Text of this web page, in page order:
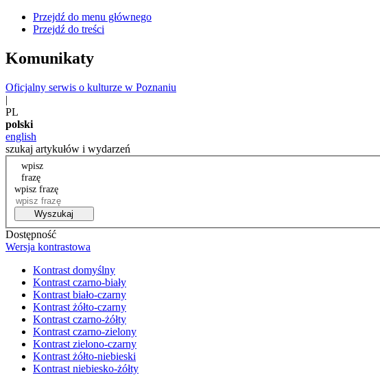
Przejdź do menu głównego
Przejdź do treści
Komunikaty
Oficjalny serwis o kulturze w Poznaniu
|
PL
polski
english
szukaj artykułów i wydarzeń
wpisz
frazę
wpisz frazę
Wyszukaj
Dostępność
Wersja kontrastowa
Kontrast domyślny
Kontrast czarno-biały
Kontrast biało-czarny
Kontrast żółto-czarny
Kontrast czarno-żółty
Kontrast czarno-zielony
Kontrast zielono-czarny
Kontrast żółto-niebieski
Kontrast niebiesko-żółty